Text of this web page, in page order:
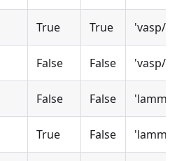
True True 'vasp/
False False 'vasp/
False False
True False